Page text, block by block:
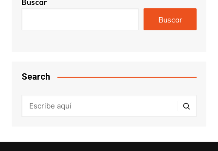
Buscar
Buscar
Search